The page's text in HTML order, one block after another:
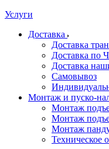
Услуги
Доставка
Доставка
Доставка по
Доставка
Самовывоз
Монтаж и пуско-
Монтаж
Монтаж
Монтаж
Техническое